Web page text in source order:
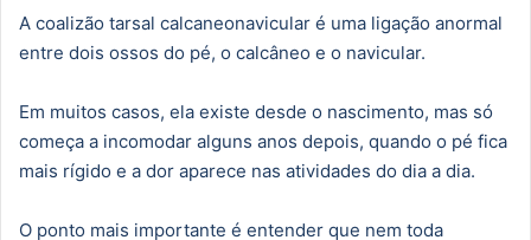
A coalizão tarsal calcaneonavicular é uma ligação anormal
entre dois ossos do pé, o calcâneo e o navicular.
Em muitos casos, ela existe desde o nascimento, mas só
começa a incomodar alguns anos depois, quando o pé fica
mais rígido e a dor aparece nas atividades do dia a dia.
O ponto mais importante é entender que nem toda